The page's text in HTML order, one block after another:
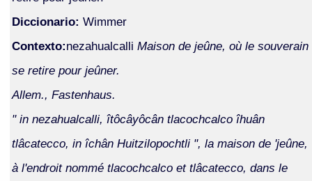
Diccionario: Wimmer
Contexto:nezahualcalli Maison de jeûne, où le souverain
se retire pour jeûner.
Allem., Fastenhaus.
" in nezahualcalli, îtôcâyôcân tlacochcalco îhuân
tlâcatecco, in îchân Huitzilopochtli ", la maison de 'jeûne,
à l'endroit nommé tlacochcalco et tlâcatecco, dans le